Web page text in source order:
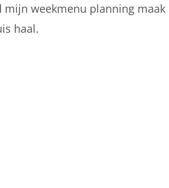
weekmenu planning maak
haal.